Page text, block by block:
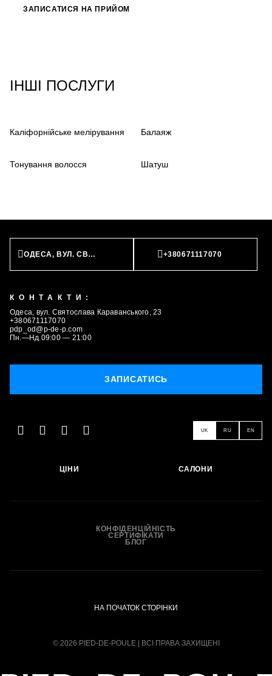
ЗАПИСАТИСЯ НА ПРИЙОМ
ІНШІ ПОСЛУГИ
Каліфорнійське мелірування Балаяж
Тонування волосся Шатуш
ОДЕСА, ВУЛ. СВЯТОСЛАВА КАРАВАНСЬКОГО, 23
+380671117070
КОНТАКТИ:
Одеса, вул. Святослава Караванського, 23
+380671117070
pdp_od@p-de-p.com
Пн.—Нд.09:00 — 21:00
ЗАПИСАТИСЬ
UK RU EN
ЦІНИ САЛОНИ
КОНФІДЕНЦІЙНІСТЬ
СЕРТИФІКАТИ
БЛОГ
НА ПОЧАТОК СТОРІНКИ
© 2026 PIED-DE-POULE | ВСІ ПРАВА ЗАХИЩЕНІ